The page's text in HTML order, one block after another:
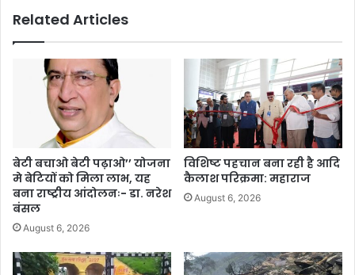
Related Articles
बेटी बचाओ बेटी पढ़ाओ’’ योजना
मे बेटियों को मिला लाभ, यह
बना राष्ट्रीय आंदोलनः- डा. नरेश
बंसल
August 6, 2026
विशिष्ट पहचान बना रही है आदि
कैलाश परिक्रमा: महाराज
August 6, 2026